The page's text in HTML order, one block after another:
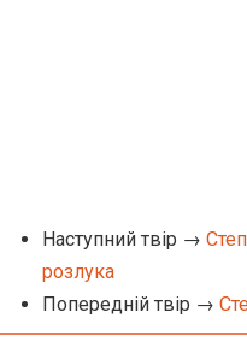
Наступний твір →
розлука
Попередній твір →